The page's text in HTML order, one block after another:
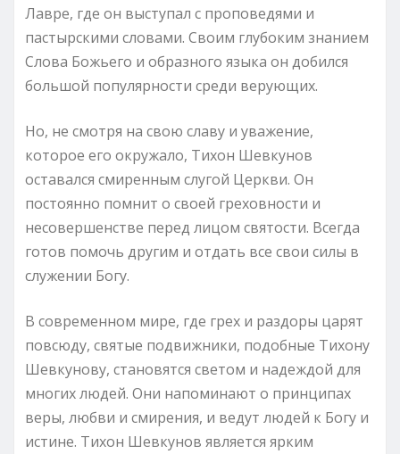
Лавре, где он выступал с проповедями и
пастырскими словами. Своим глубоким знанием
Слова Божьего и образного языка он добился
большой популярности среди верующих.
Но, не смотря на свою славу и уважение,
которое его окружало, Тихон Шевкунов
оставался смиренным слугой Церкви. Он
постоянно помнит о своей греховности и
несовершенстве перед лицом святости. Всегда
готов помочь другим и отдать все свои силы в
служении Богу.
В современном мире, где грех и раздоры царят
повсюду, святые подвижники, подобные Тихону
Шевкунову, становятся светом и надеждой для
многих людей. Они напоминают о принципах
веры, любви и смирения, и ведут людей к Богу и
истине. Тихон Шевкунов является ярким